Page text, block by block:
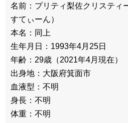
名前：プリティ梨佐クリスティ
すてぃーん）
本名：同上
生年月日：1993年4月25日
年齢：29歳（2021年4月現在）
出身地：大阪府箕面市
血液型：不明
身長：不明
体重：不明